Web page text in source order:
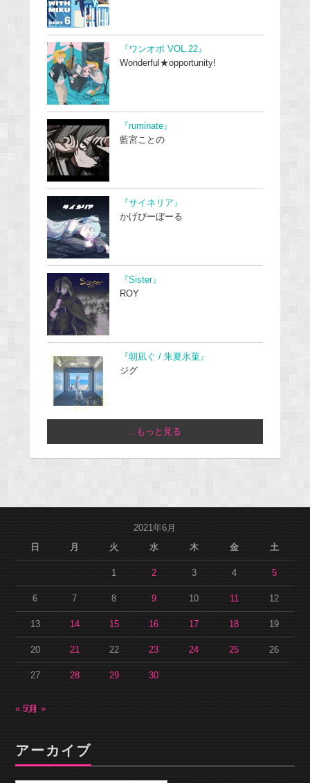
『ワンオポ VOL.22』
Wonderful★opportunity!
『ruminate』
藍宮ことの
『サイネリア』
かげぴーぼーる
『Sister』
ROY
『朝凪ぐ / 朱夏氷菓』
ジグ
...もっと見る
2021年6月
日
月 火 水 木 金 土
1 2 3 4 5
6 7 8 9 10 11 12
13 14 15 16 17 18 19
20 21 22 23 24 25 26
27 28 29 30
« 5月7月 »
アーカイブ